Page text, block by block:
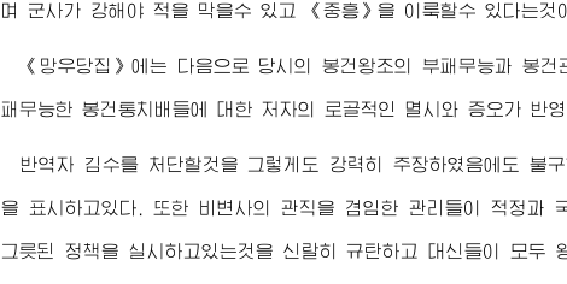
며 군사가 강해야 적을 막을수 있고 《중흥》을 이룩할수 있다는것
《망우당집》에는 다음으로 당시의 봉건왕조의 부패무능과 봉
패무능한 봉건통치배들에 대한 저자의 로골적인 멸시와 증오가 반영
반역자 김수를 처단할것을 그렇게도 강력히 주장하였음에도 불
을 표시하고있다. 또한 비변사의 관직을 겸임한 관리들이 적정과
그릇된 정책을 실시하고있는것을 신랄히 규탄하고 대신들이 모두